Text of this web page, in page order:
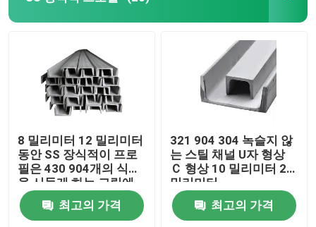
스테인레스 강 코일재
스테인레스 스틸 로드 바
스테인레스 강 튜브관
8 밀리미터 12 밀리미터
동안 SS 장식적이 프로
필은 430 904개의 식물
을 시들게 하는 그림에
유리를 끼웁니다
최고의 가격
321 904 304 녹슬지 않
는 스틸 채널 U자 형상
Ｃ 형상 10 밀리미터 20
밀리미터
최고의 가격